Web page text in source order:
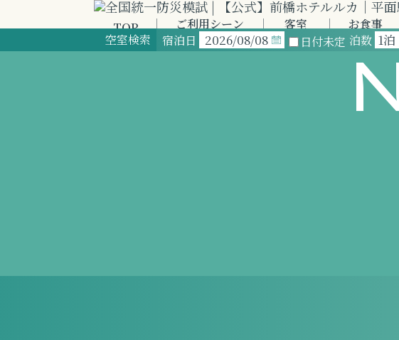
TOP ご利用シーン
SCENE
客室
ROOM
お食事
DISH
空室検索 宿泊日 日付未定 泊数